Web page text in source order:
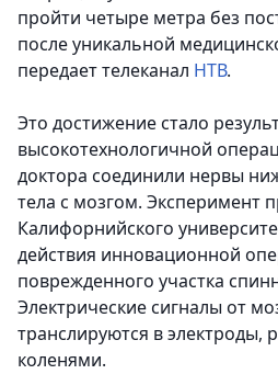
пройти четыре метра без
после уникальной
передает телеканал НТВ.
Это достижение стало
высокотехнологичной
доктора соединили нервы
тела с мозгом. Эксперимент
Калифорнийского
действия инновационной
поврежденного участка
Электрические сигналы от
транслируются в электроды,
коленями.